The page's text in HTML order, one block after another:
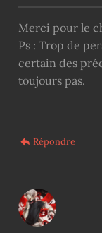
Merci pour le
Ps : Trop de
certain des
toujours pas.
Répondre